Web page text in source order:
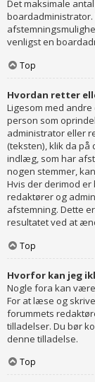
Det maksimale
venligst en
Top
Hvordan retter
Ligesom med
person som
administrator eller
(teksten), klik da
indlæg, som har
nogen stemmer,
Hvis der derimod
redaktører og
afstemning. Dette
resultatet ved at
Top
Hvorfor kan jeg
Nogle fora kan
For at læse og
forummets
tilladelser. Du bør
denne tilladelse.
Top